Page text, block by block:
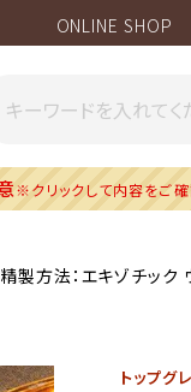
ONLINE SHOP
※クリックして内容をご確
ャ精製方法：エキゾ
トップグ